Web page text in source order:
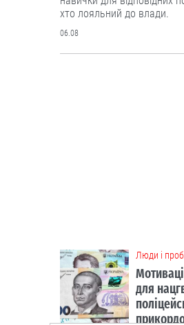
хто лояльний до влади.
06.08
В Україні
тестуватимуть новий
формат ДПА